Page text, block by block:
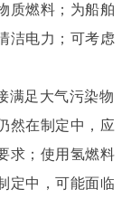
质燃料；为船舶
洁电力；可考虑
满足大气污染物
然在制定中，应
求；使用氢燃料
定中，可能面临